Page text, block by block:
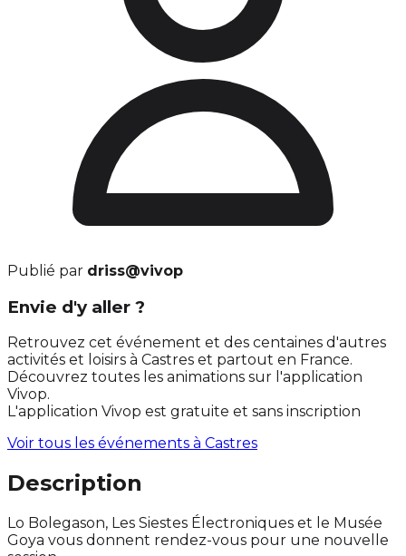
Publié par driss@vivop
Envie d'y aller ?
Retrouvez cet événement et des centaines d'autres
activités et loisirs à Castres et partout en France.
Découvrez toutes les animations sur l'application
Vivop.
L'application Vivop est gratuite et sans inscription
Voir tous les événements à Castres
Description
Lo Bolegason, Les Siestes Électroniques et le Musée
Goya vous donnent rendez-vous pour une nouvelle